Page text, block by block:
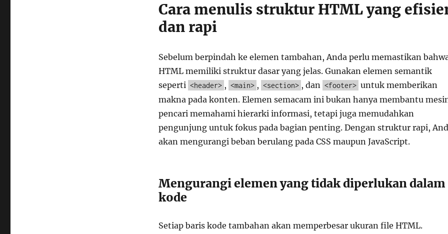
Cara menulis struktur HTML yang
dan rapi
Sebelum berpindah ke elemen tambahan, Anda perlu memastikan
HTML memiliki struktur dasar yang jelas. Gunakan elemen semantik
seperti <header> , <main> , <section> , dan <footer> untuk memberikan
makna pada konten. Elemen semacam ini bukan hanya membantu
pencari memahami hierarki informasi, tetapi juga memudahkan
pengunjung untuk fokus pada bagian penting. Dengan struktur rapi,
akan mengurangi beban berulang pada CSS maupun JavaScript.
Mengurangi elemen yang tidak diperlukan dalam
kode
Setiap baris kode tambahan akan memperbesar ukuran file HTML.